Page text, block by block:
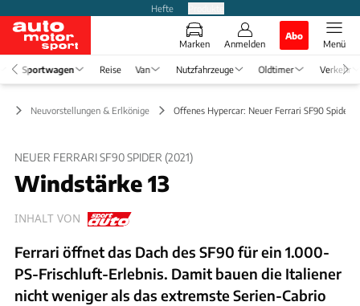
Hefte
Marken Anmelden
Abo
Menü
Sportwagen Reise Van Nutzfahrzeuge Oldtimer Verkehr
Neuvorstellungen & Erlkönige Offenes Hypercar: Neuer Ferrari SF90 Spider
NEUER FERRARI SF90 SPIDER (2021)
Windstärke 13
INHALT VON
Ferrari öffnet das Dach des SF90 für ein 1.000-
PS-Frischluft-Erlebnis. Damit bauen die Italiener
nicht weniger als das extremste Serien-Cabrio